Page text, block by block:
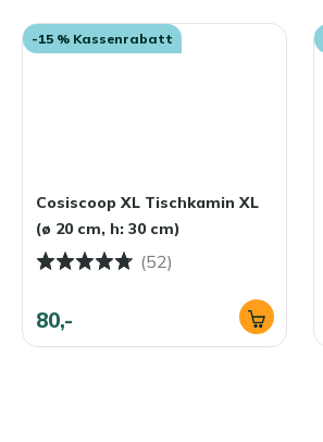
-15 % Kassenrabatt
Cosiscoop XL Tischkamin XL
(ø 20 cm, h: 30 cm)
(52)
80,-